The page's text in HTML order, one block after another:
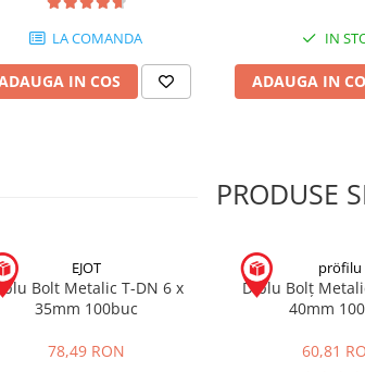
LA COMANDA
IN COS
IN
ADAUGA IN
PRODUSE
EJOT
Bolt Metalic T-DN 6 x
35mm 100buc
78,49 RON
pröfilu
Diblu Bolț
40mm
60,81